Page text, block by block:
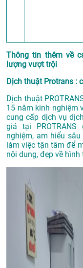
Thông tin thêm về
lượng vượt trội
Dịch thuật Protrans :
Dịch thuật
15 năm kinh nghiệm
cung cấp dịch vụ
giả tại
nghiệm, am hiểu
làm việc tận tâm để
nội dung, đẹp về